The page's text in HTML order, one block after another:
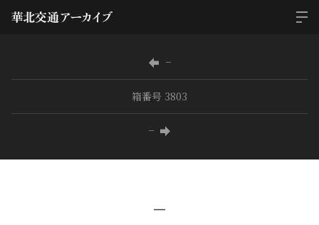
−
箱番号 3803
−
−